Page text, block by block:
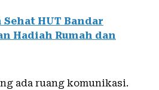
Sehat HUT Bandar
Hadiah Rumah dan
ada ruang komunikasi.